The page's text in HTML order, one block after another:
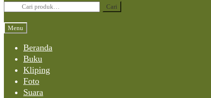
Pencarian
Cari
Menu
Beranda
Buku
Kliping
Foto
Suara